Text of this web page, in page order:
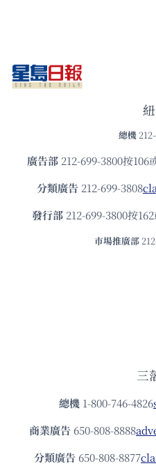
總機
廣告部212-699-3800按106
分類廣告 212-699-3808
發⾏部 212-699-3800按
市場推廣部
三
總機 1-800-746-4826
商業廣告 650-808-8888
分類廣告 650-808-8877